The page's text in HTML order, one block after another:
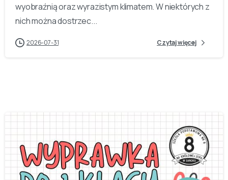
wyobraźnią oraz wyrazistym klimatem. W niektórych z
nich można dostrzec...
2026-07-31 Czytaj więcej